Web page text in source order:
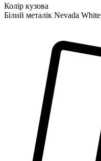
Колір кузова
Білий металік Nevada White